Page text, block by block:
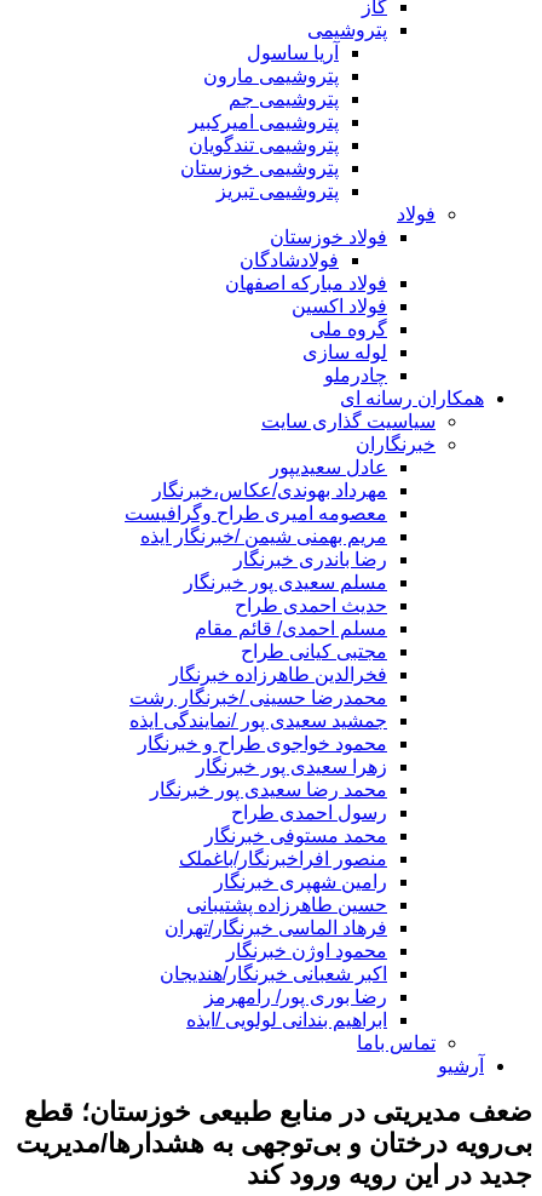
گاز
پتروشیمی
آریا ساسول
پتروشیمی مارون
پتروشیمی جم
پتروشیمی امیرکبیر
پتروشیمی تندگویان
پتروشیمی خوزستان
پتروشیمی تبریز
فولاد
فولاد خوزستان
فولادشادگان
فولاد مبارکه اصفهان
فولاد اکسین
گروه ملی
لوله سازی
چادرملو
همکاران رسانه ای
سیاسیت گذاری سایت
خبرنگاران
عادل سعیدیپور
مهرداد بهوندی/عکاس،خبرنگار
معصومه امیری طراح وگرافیست
مریم بهمنی شیمن /خبرنگار ایذه
رضا باندری خبرنگار
مسلم سعیدی پور خبرنگار
حدیث احمدی طراح
مسلم احمدی/ قائم مقام
مجتبی کیانی طراح
فخرالدین طاهرزاده خبرنگار
محمدرضا حسینی /خبرنگار رشت
جمشید سعیدی پور /نمایندگی ایذه
محمود خواجوی طراح و خبرنگار
زهرا سعیدی پور خبرنگار
محمد رضا سعیدی پور خبرنگار
رسول احمدی طراح
محمد مستوفی خبرنگار
منصور افراخبرنگار/باغملک
رامین شهپری خبرنگار
حسین طاهرزاده پشتیبانی
فرهاد الماسی خبرنگار/تهران
محمود اوژن خبرنگار
اکبر شعبانی خبرنگار/هندیجان
رضا بوری پور/ رامهرمز
ابراهیم بندانی لولویی /ایذه
تماس باما
آرشیو
ضعف مدیریتی در منابع طبیعی خوزستان؛ قطع
بی‌رویه درختان و بی‌توجهی به هشدارها/مدیریت
جدید در این رویه ورود کند